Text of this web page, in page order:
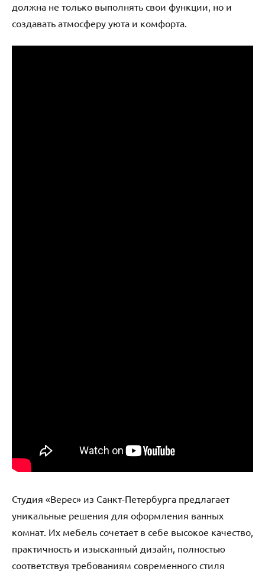
должна не только выполнять свои функции, но и
создавать атмосферу уюта и комфорта.
Студия «Верес» из Санкт-Петербурга предлагает
уникальные решения для оформления ванных
комнат. Их мебель сочетает в себе высокое качество,
практичность и изысканный дизайн, полностью
соответствуя требованиям современного стиля